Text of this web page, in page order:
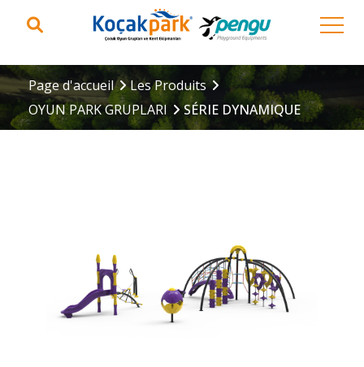
Page d'accueil
Les Produits
OYUN PARK GRUPLARI
SÉRIE DYNAMIQUE